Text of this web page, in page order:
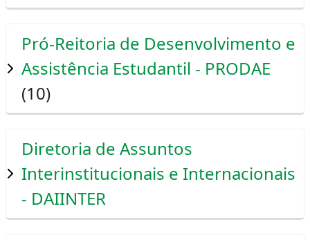
Pró-Reitoria de Desenvolvimento e
Assistência Estudantil - PRODAE
(10)
Diretoria de Assuntos
Interinstitucionais e Internacionais
- DAIINTER